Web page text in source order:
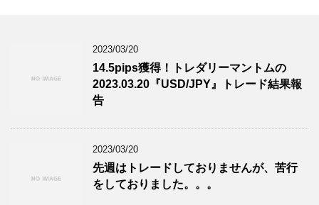
2023/03/20
14.5pips獲得！トレダリーマントムの
2023.03.20『USD/JPY』トレード結果報
告
2023/03/20
先週はトレードしておりませんが、苦行
をしておりました。。。